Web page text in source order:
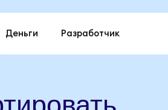
Деньги Разработчик